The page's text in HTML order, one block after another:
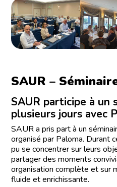
SAUR –
SAUR participe à un
plusieurs jours avec
SAUR a pris part à un
organisé par Paloma. Durant
pu se concentrer sur leurs
partager des moments
organisation complète et sur
fluide et enrichissante.